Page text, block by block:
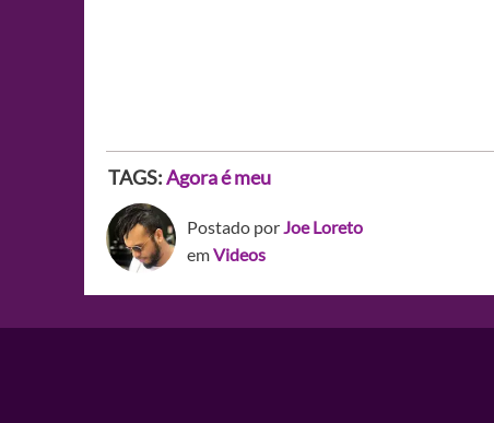
TAGS:Agora é meu
Postado porJoe Loreto
emVideos